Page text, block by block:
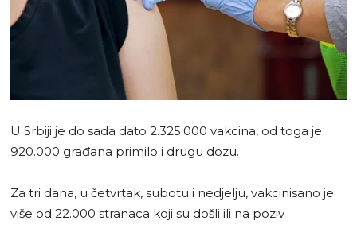
U Srbiji je do sada dato 2.325.000 vakcina, od toga je
920.000 građana primilo i drugu dozu.
Za tri dana, u četvrtak, subotu i nedjelju, vakcinisano je
više od 22.000 stranaca koji su došli ili na poziv